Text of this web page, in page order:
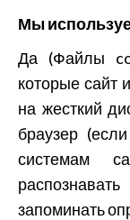
Мы
Да (Файлы
которые сайт
на жесткий
браузер
системам
запоминать